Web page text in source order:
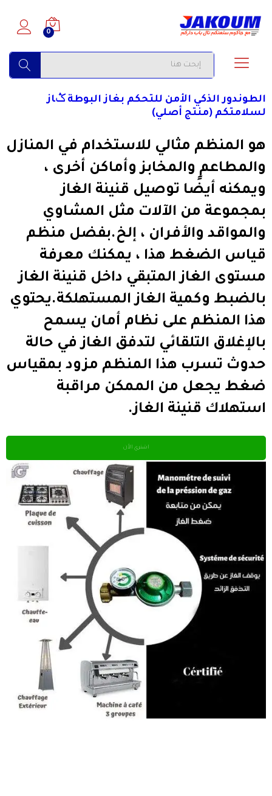
0
الطوندور الذكي الأمن للتحكم بغاز البوطة ݣاز
لسلامتكم (منتج أصلي)
هو المنظم مثالي للاستخدام في المنازل
والمطاعم والمخابز وأماكن أخرى ،
ويمكنه أيضًا توصيل قنينة الغاز
بمجموعة من الآلات مثل المشاوي
والمواقد والأفران ، إلخ.بفضل منظم
قياس الضغط هذا ، يمكنك معرفة
مستوى الغاز المتبقي داخل قنينة الغاز
بالضبط وكمية الغاز المستهلكة.يحتوي
هذا المنظم على نظام أمان يسمح
بالإغلاق التلقائي لتدفق الغاز في حالة
حدوث تسرب هذا المنظم مزود بمقياس
ضغط يجعل من الممكن مراقبة
استهلاك قنينة الغاز.
اشتري الأن